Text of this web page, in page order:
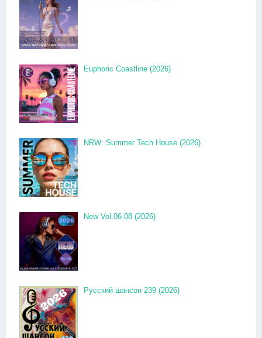
Euphoric Coastline (2026)
NRW: Summer Tech House (2026)
New Vol.06-08 (2026)
Русский шансон 239 (2026)